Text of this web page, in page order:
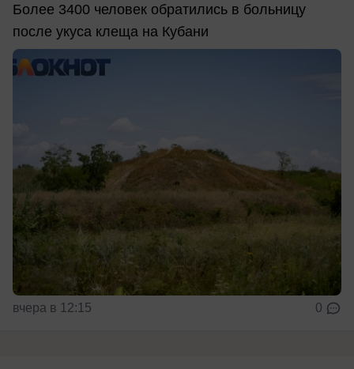
Более 3400 человек обратились в больницу
после укуса клеща на Кубани
вчера в 12:15 0